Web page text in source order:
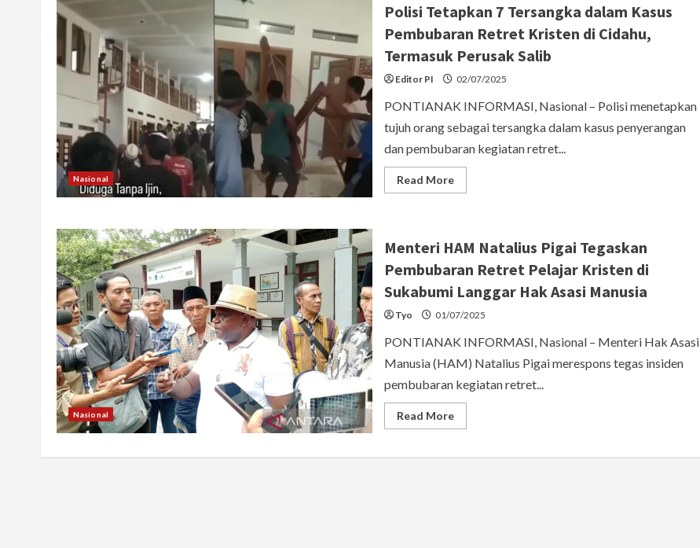
Nasional
Polisi Tetapkan 7 Tersangka dalam Kasus
Pembubaran Retret Kristen di Cidahu,
Termasuk Perusak Salib
Editor PI 02/07/2025
PONTIANAK INFORMASI, Nasional – Polisi menetapkan
tujuh orang sebagai tersangka dalam kasus penyerangan
dan pembubaran kegiatan retret...
Read MoreRead
more
Tersangka
dalam
Kasus
Pembubaran
Retret
Kristen
di
Cidahu,
Perusak
Nasional
Menteri HAM Natalius Pigai Tegaskan
Pembubaran Retret Pelajar Kristen di
Sukabumi Langgar Hak Asasi Manusia
Tyo 01/07/2025
PONTIANAK INFORMASI, Nasional – Menteri Hak Asasi
Manusia (HAM) Natalius Pigai merespons tegas insiden
pembubaran kegiatan retret...
Read MoreRead
more
HAM